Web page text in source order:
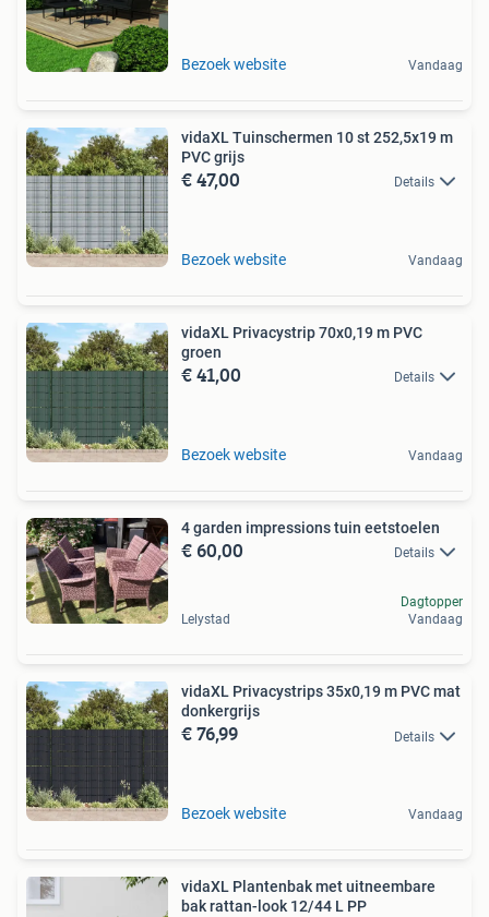
Bezoek website Vandaag
vidaXL Tuinschermen 10 st 252,5x19 m
PVC grijs
€ 47,00 Details
Bezoek website Vandaag
vidaXL Privacystrip 70x0,19 m PVC
groen
€ 41,00 Details
Bezoek website Vandaag
4 garden impressions tuin eetstoelen
€ 60,00 Details
Lelystad
Dagtopper
Vandaag
vidaXL Privacystrips 35x0,19 m PVC mat
donkergrijs
€ 76,99 Details
Bezoek website Vandaag
vidaXL Plantenbak met uitneembare
bak rattan-look 12/44 L PP